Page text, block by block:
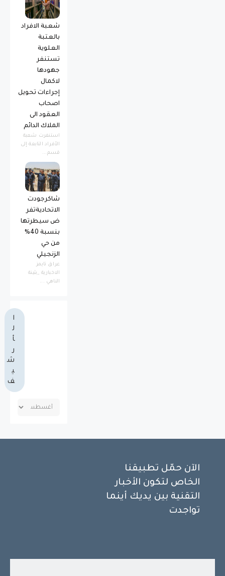
شعبة الافراد
بالعتبة
العلوية
تستنفر
جهودها
لاكمال
إجراءات تحويل
اصحاب
العقود الى
الملاك الدائم
استنفرت شعبة
الأفراد التابعة إلى
قسم...
شاكرجودت
الاتحاديةتفر
ض سيطرتها
بنسبة 40%
من حي
الزنجيلي
عراق تايمز
الاخبارية _بثينة
الناهي ...
ا
ل
أ
ر
ش
ي
ف
الآن حمّل تطبيقنا
الخاص لتكون الأخبار
التقنية بين يديك أينما
تواجدت